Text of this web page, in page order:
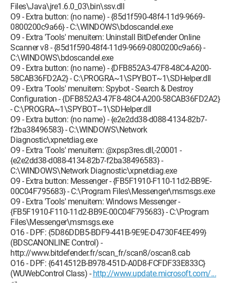
Files\Java\jre1.6.0_03\bin\ssv.dll
O9 - Extra button: (no name) - {85d1f590-48f4-11d9-9669-
0800200c9a66} - C:\WINDOWS\bdoscandel.exe
O9 - Extra 'Tools' menuitem: Uninstall BitDefender Online
Scanner v8 - {85d1f590-48f4-11d9-9669-0800200c9a66} -
C:\WINDOWS\bdoscandel.exe
O9 - Extra button: (no name) - {DFB852A3-47F8-48C4-A200-
58CAB36FD2A2} - C:\PROGRA~1\SPYBOT~1\SDHelper.dll
O9 - Extra 'Tools' menuitem: Spybot - Search & Destroy
Configuration - {DFB852A3-47F8-48C4-A200-58CAB36FD2A2}
- C:\PROGRA~1\SPYBOT~1\SDHelper.dll
O9 - Extra button: (no name) - {e2e2dd38-d088-4134-82b7-
f2ba38496583} - C:\WINDOWS\Network
Diagnostic\xpnetdiag.exe
O9 - Extra 'Tools' menuitem: @xpsp3res.dll,-20001 -
{e2e2dd38-d088-4134-82b7-f2ba38496583} -
C:\WINDOWS\Network Diagnostic\xpnetdiag.exe
O9 - Extra button: Messenger - {FB5F1910-F110-11d2-BB9E-
00C04F795683} - C:\Program Files\Messenger\msmsgs.exe
O9 - Extra 'Tools' menuitem: Windows Messenger -
{FB5F1910-F110-11d2-BB9E-00C04F795683} - C:\Program
Files\Messenger\msmsgs.exe
O16 - DPF: {5D86DDB5-BDF9-441B-9E9E-D4730F4EE499}
(BDSCANONLINE Control) -
http://www.bitdefender.fr/scan_fr/scan8/oscan8.cab
O16 - DPF: {6414512B-B978-451D-A0D8-FCFDF33E833C}
(WUWebControl Class) - http://www.update.microsoft.com/...